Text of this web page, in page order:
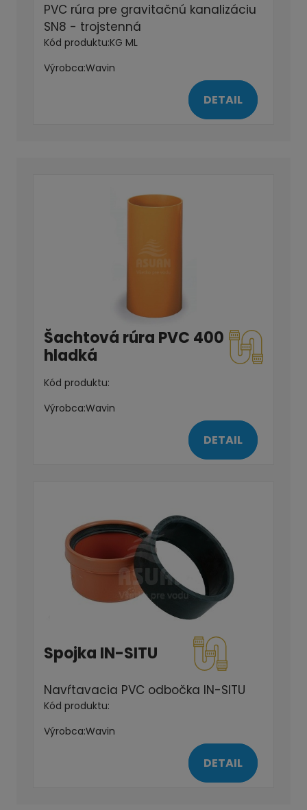
PVC rúra pre gravitačnú kanalizáciu
SN8 - trojstenná
Kód produktu:KG ML
Výrobca:Wavin
DETAIL
Šachtová rúra PVC 400
hladká
Kód produktu:
Výrobca:Wavin
DETAIL
Spojka IN-SITU
Navŕtavacia PVC odbočka IN-SITU
Kód produktu:
Výrobca:Wavin
DETAIL